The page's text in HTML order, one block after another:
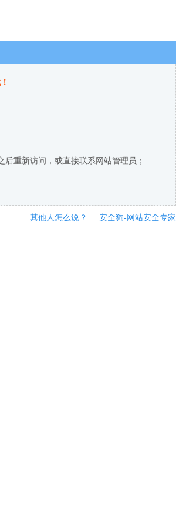
重新访问，或直接联系网站管理员；
其他人怎么说？ 安全狗-网站安全专家